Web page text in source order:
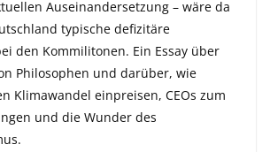
Auseinandersetzung – wäre da
typische defizitäre
den Kommilitonen. Ein Essay über
Philosophen und darüber, wie
Klimawandel einpreisen, CEOs zum
und die Wunder des